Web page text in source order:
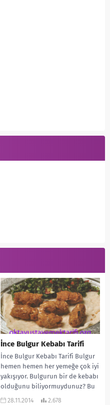
İnce Bulgur Kebabı Tarifi
İnce Bulgur Kebabı Tarifi Bulgur
hemen hemen her yemeğe çok iyi
yakışıyor. Bulgurun bir de kebabı
olduğunu biliyormuydunuz? Bu
yöresel...
28.11.2014 2.678